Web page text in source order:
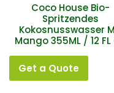
Coco House Bio-
Spritzendes
Kokosnusswasser
Mango 355ML / 12 FL
Get a Quote